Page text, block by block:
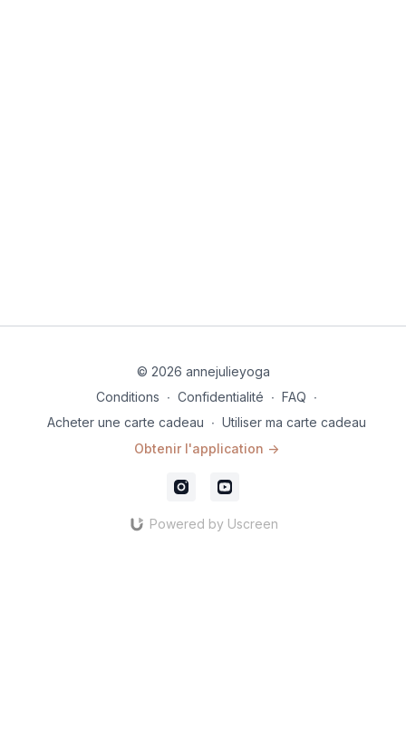
© 2026 annejulieyoga
Conditions ∙ Confidentialité ∙ FAQ ∙
Acheter une carte cadeau ∙ Utiliser ma carte cadeau
Obtenir l'application ->
Powered by Uscreen